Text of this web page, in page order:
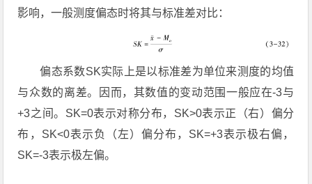
影响，一般测度偏态时将其与标准差对比：
偏态系数SK实际上是以标准差为单位来测度的均值
与众数的离差。因而，其数值的变动范围一般应在-3与
+3之间。SK=0表示对称分布，SK>0表示正（右）偏分
布，SK<0表示负（左）偏分布，SK=+3表示极右偏，
SK=-3表示极左偏。